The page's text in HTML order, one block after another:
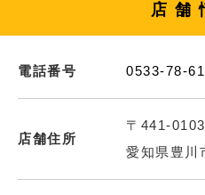
店舗
電話番号 0533-78-
店舗住所
〒441-0103
愛知県豊川